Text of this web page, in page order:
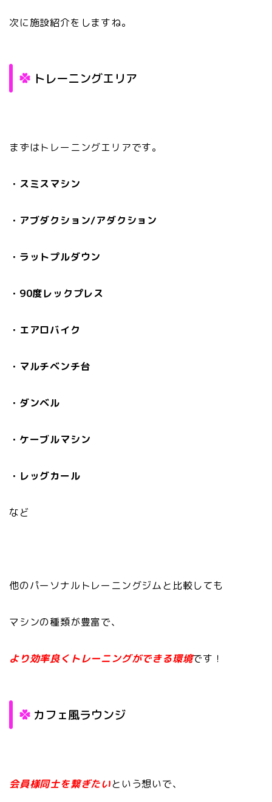
次に施設紹介をしますね。
トレーニングエリア
まずはトレーニングエリアです。
・スミスマシン
・アブダクション/アダクション
・ラットプルダウン
・90度レックプレス
・エアロバイク
・マルチベンチ台
・ダンベル
・ケーブルマシン
・レッグカール
など
他のパーソナルトレーニングジムと比較しても
マシンの種類が豊富で、
より効率良くトレーニングができる環境です！
カフェ風ラウンジ
会員様同士を繋ぎたいという想いで、